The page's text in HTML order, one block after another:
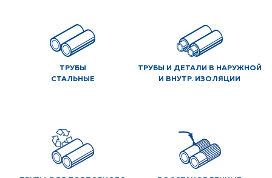
ТРУБЫ
СТАЛЬНЫЕ
ТРУБЫ И ДЕТАЛИ В НАРУЖНОЙ
И ВНУТР. ИЗОЛЯЦИИ